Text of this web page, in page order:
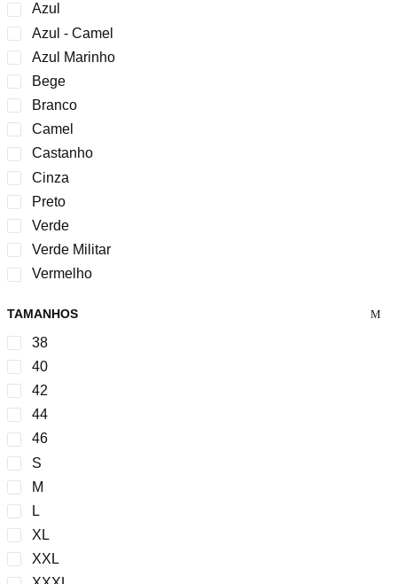
Azul
Azul - Camel
Azul Marinho
Bege
Branco
Camel
Castanho
Cinza
Preto
Verde
Verde Militar
Vermelho
TAMANHOS
38
40
42
44
46
S
M
L
XL
XXL